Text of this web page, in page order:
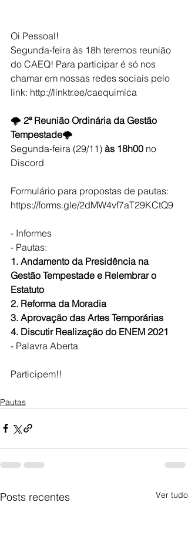
Oi Pessoal!
Segunda-feira às 18h teremos reunião
do CAEQ! Para participar é só nos
chamar em nossas redes sociais pelo
link: http://linktr.ee/caequimica
🌩️ 2ª Reunião Ordinária da Gestão
Tempestade🌩️
Segunda-feira (29/11) às 18h00 no
Discord
Formulário para propostas de pautas:
https://forms.gle/2dMW4vf7aT29KCtQ9
- Informes
- Pautas:
1. Andamento da Presidência na
Gestão Tempestade e Relembrar o
Estatuto
2. Reforma da Moradia
3. Aprovação das Artes Temporárias
4. Discutir Realização do ENEM 2021
- Palavra Aberta
Participem!!
Pautas
Posts recentes Ver tudo